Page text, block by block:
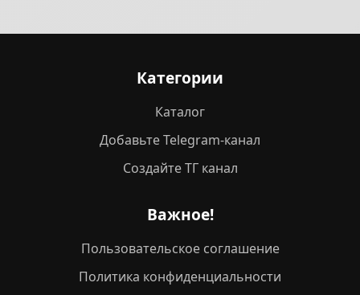
Категории
Каталог
Добавьте Telegram-канал
Создайте ТГ канал
Важное!
Пользовательское соглашение
Политика конфиденциальности